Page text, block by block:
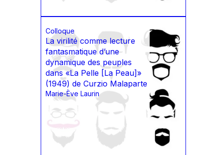
Colloque
La virilité comme lecture
fantasmatique d’une
dynamique des peuples
dans «La Pelle [La Peau]»
(1949) de Curzio Malaparte
Marie-Ève Laurin